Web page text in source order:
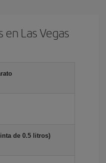
Las Vegas
de 0.5 litros)